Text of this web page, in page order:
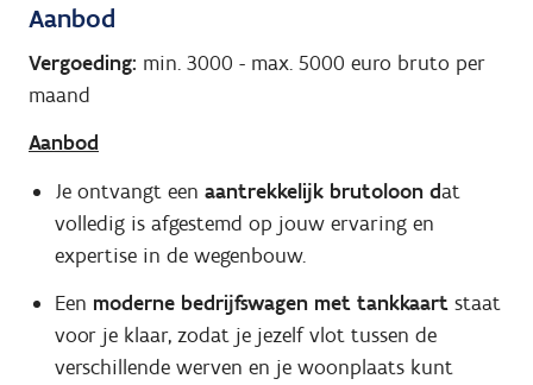
Aanbod
Vergoeding: min. 3000 - max. 5000 euro bruto per
maand
Aanbod
Je ontvangt een aantrekkelijk brutoloon dat
volledig is afgestemd op jouw ervaring en
expertise in de wegenbouw.
Een moderne bedrijfswagen met tankkaartstaat
voor je klaar, zodat je jezelf vlot tussen de
verschillende werven en je woonplaats kunt